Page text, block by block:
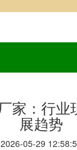
家：行业
展趋势
2026-05-29